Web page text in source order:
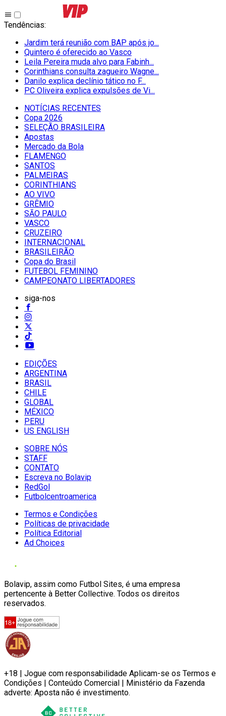
Tendências:
Jardim terá reunião com BAP após jo...
Quintero é oferecido ao Vasco
Leila Pereira muda alvo para Fabinh...
Corinthians consulta zagueiro Wagne...
Danilo explica declínio tático no F...
PC Oliveira explica expulsões de Vi...
NOTÍCIAS RECENTES
Copa 2026
SELEÇÃO BRASILEIRA
Apostas
Mercado da Bola
FLAMENGO
SANTOS
PALMEIRAS
CORINTHIANS
AO VIVO
GRÊMIO
SĀO PAULO
VASCO
CRUZEIRO
INTERNACIONAL
BRASILEIRÃO
Copa do Brasil
FUTEBOL FEMININO
CAMPEONATO LIBERTADORES
siga-nos
EDIÇÕES
ARGENTINA
BRASIL
CHILE
GLOBAL
MÉXICO
PERU
US ENGLISH
SOBRE NÓS
STAFF
CONTATO
Escreva no Bolavip
RedGol
Futbolcentroamerica
Termos e Condições
Políticas de privacidade
Política Editorial
Ad Choices
Bolavip, assim como Futbol Sites, é uma empresa
pertencente à Better Collective. Todos os direitos
reservados.
+18 | Jogue com responsabilidade Aplicam-se os Termos e
Condições | Conteúdo Comercial | Ministério da Fazenda
adverte: Aposta não é investimento.